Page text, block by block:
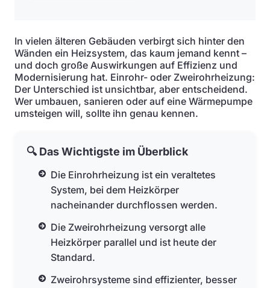
In vielen älteren Gebäuden verbirgt sich hinter den
Wänden ein Heizsystem, das kaum jemand kennt –
und doch große Auswirkungen auf Effizienz und
Modernisierung hat. Einrohr- oder Zweirohrheizung:
Der Unterschied ist unsichtbar, aber entscheidend.
Wer umbauen, sanieren oder auf eine Wärmepumpe
umsteigen will, sollte ihn genau kennen.
🔍 Das Wichtigste im Überblick
Die Einrohrheizung ist ein veraltetes
System, bei dem Heizkörper
nacheinander durchflossen werden.
Die Zweirohrheizung versorgt alle
Heizkörper parallel und ist heute der
Standard.
Zweirohrsysteme sind effizienter, besser